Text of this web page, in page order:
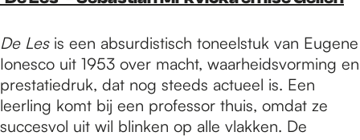
De Lesis een absurdistisch toneelstuk van Eugene
Ionesco uit 1953 over macht, waarheidsvorming en
prestatiedruk, dat nog steeds actueel is. Een
leerling komt bij een professor thuis, omdat ze
succesvol uit wil blinken op alle vlakken. De